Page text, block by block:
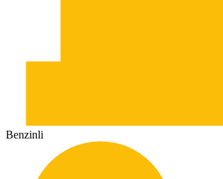
Benzinli